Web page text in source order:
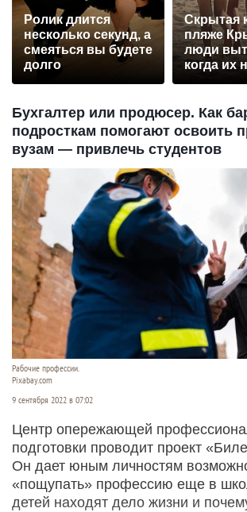
Ролик длится
несколько секунд, а
смеяться вы будете
долго
Скрытая
пляже
люди
когда их
Бухгалтер или продюсер. Как
подросткам помогают освоить
вузам — привлечь студентов
Рабочие профессии.
Pixabay.com
9 сентября 2022 в 07:02
Центр опережающей
подготовки проводит проект
Он дает юным личностям
«пощупать» профессию еще в
детей находят дело жизни и